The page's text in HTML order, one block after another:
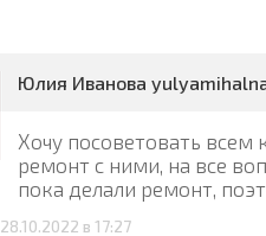
Юлия Иванова
Хочу посоветовать
ремонт с ними, на все
пока делали ремонт,
28.10.2022 в 17:27